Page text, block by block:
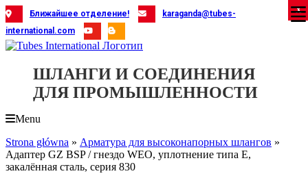
Skip
to
content
Ближайшее отделение!
karaganda@tubes-
international.com
ШЛАНГИ И СОЕДИНЕНИЯ
ДЛЯ ПРОМЫШЛЕННОСТИ
Menu
Strona główna » Арматура для высоконапорных шлангов »
Адаптер GZ BSP / гнездо WEO, уплотнение типа E,
закалённая сталь, серия 830
X
X
X
X
X
X
X
X
X
X
X
X
X
X
X
X
X
X
X